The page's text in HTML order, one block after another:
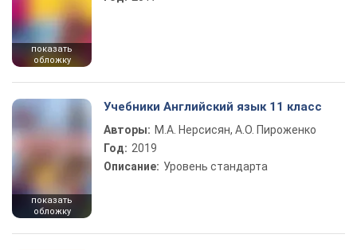
показать
обложку
показать
обложку
Учебники Английский язык 11 класс
Авторы: М.А. Нерсисян, А.О. Пироженко
Год: 2019
Описание: Уровень стандарта